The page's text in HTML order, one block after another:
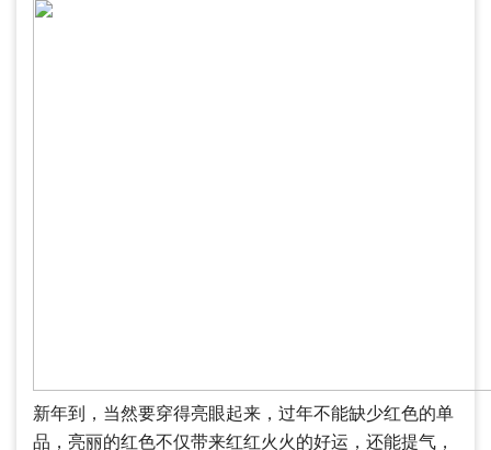
新年到，当然要穿得亮眼起来，过年不能缺少红色的单
品，亮丽的红色不仅带来红红火火的好运，还能提气，